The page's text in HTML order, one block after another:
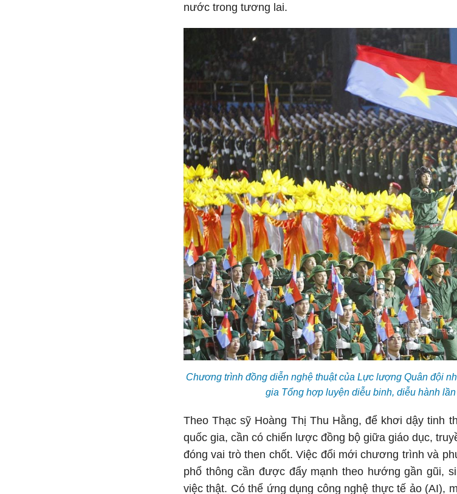
nước trong tương lai.
Chương trình đồng diễn nghệ thuật của Lực lượng Quân đội
gia Tổng hợp luyện diễu binh, diễu hành
Theo Thạc sỹ Hoàng Thị Thu Hằng, để khơi dậy tinh
quốc gia, cần có chiến lược đồng bộ giữa giáo dục,
đóng vai trò then chốt. Việc đổi mới chương trình và
phổ thông cần được đẩy mạnh theo hướng gần gũi,
việc thật. Có thể ứng dụng công nghệ thực tế ảo (AI),